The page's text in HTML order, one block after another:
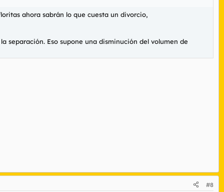
ahora sabrán lo que cuesta un divorcio,
separación. Eso supone una disminución del volumen de
#8